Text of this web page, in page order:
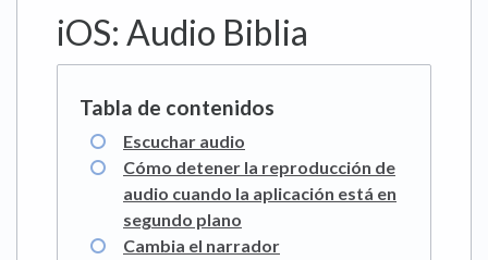
iOS: Audio Biblia
Escuchar audio
Cómo detener la reproducción de
audio cuando la aplicación está en
segundo plano
Cambia el narrador